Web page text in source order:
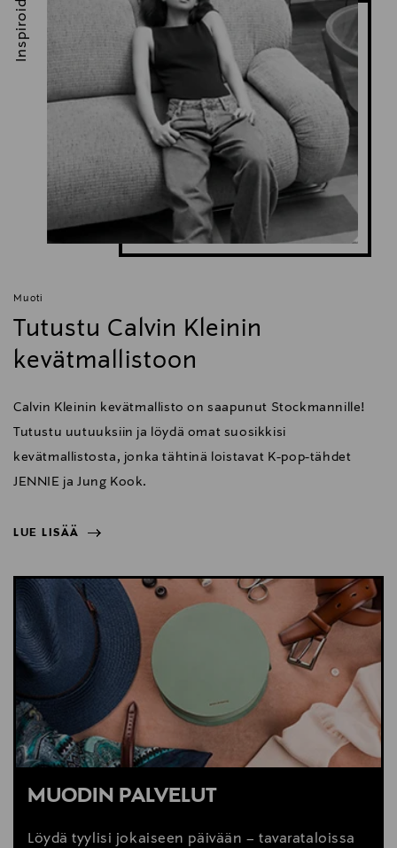
Muoti
Tutustu Calvin Kleinin
kevätmallistoon
Calvin Kleinin kevätmallisto on saapunut Stockmannille!
Tutustu uutuuksiin ja löydä omat suosikkisi
kevätmallistosta, jonka tähtinä loistavat K-pop-tähdet
JENNIE ja Jung Kook.
LUE LISÄÄ
Inspiroidu
LUE LISÄÄ
MUODIN PALVELUT
Löydä tyylisi jokaiseen päivään – tavarataloissa